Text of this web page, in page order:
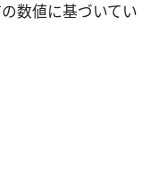
数値に基づいてい